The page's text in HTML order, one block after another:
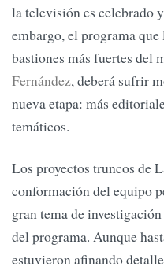
la televisión es celebrado
embargo, el programa
bastiones más fuertes del
Fernández, deberá sufrir
nueva etapa: más
temáticos.
Los proyectos truncos de
conformación del equipo
gran tema de
del programa. Aunque
estuvieron afinando